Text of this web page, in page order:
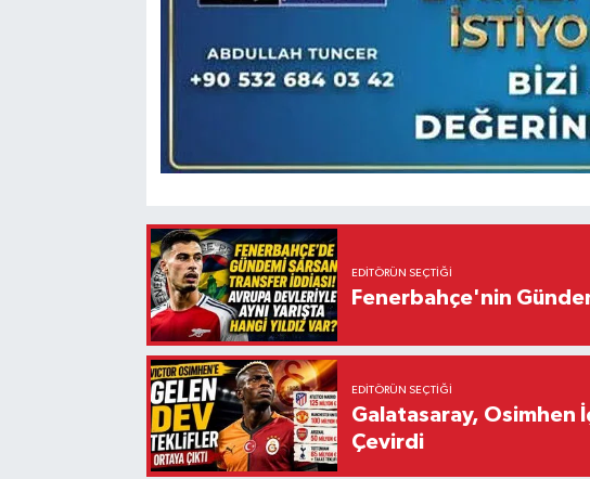
EDITÖRÜN SEÇTIĞI
Fenerbahçe'nin
EDITÖRÜN SEÇTIĞI
Galatasaray, Osimhen
Çevirdi